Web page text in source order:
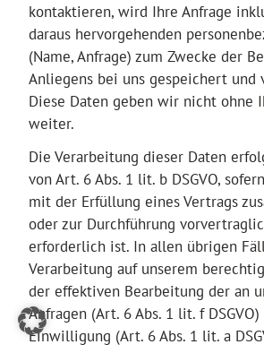
kontaktieren, wird Ihre Anfrage
daraus hervorgehenden
(Name, Anfrage) zum Zwecke der
Anliegens bei uns gespeichert und
Diese Daten geben wir nicht ohne
weiter.
Die Verarbeitung dieser Daten
von Art. 6 Abs. 1 lit. b DSGVO,
mit der Erfüllung eines Vertrags
oder zur Durchführung
erforderlich ist. In allen übrigen
Verarbeitung auf unserem
der effektiven Bearbeitung der an
Anfragen (Art. 6 Abs. 1 lit. f
Einwilligung (Art. 6 Abs. 1 lit. a